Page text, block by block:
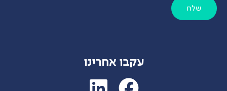
שלח
עקבו אחרינו